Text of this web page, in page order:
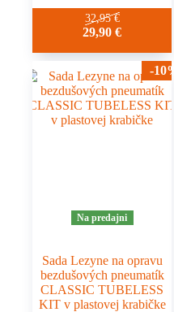
32,95€
29,90€
-10%
Na predajni
Sada Lezyne na opravu
bezdušových pneumatík
CLASSIC TUBELESS
KIT v plastovej krabičke